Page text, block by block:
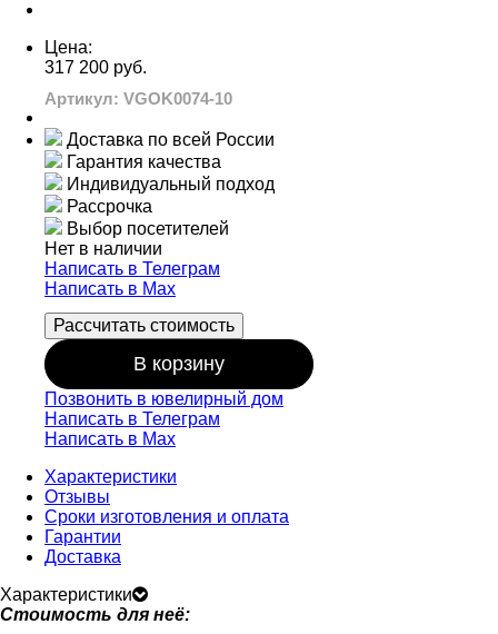
Цена:
317 200 руб.
Артикул: VGOK0074-10
Доставка по всей России
Гарантия качества
Индивидуальный подход
Рассрочка
Выбор посетителей
Нет в наличии
Написать в Телеграм
Написать в Мах
Рассчитать стоимость
В корзину
Позвонить в ювелирный дом
Написать в Телеграм
Написать в Мах
Характеристики
Отзывы
Сроки изготовления и оплата
Гарантии
Доставка
Характеристики
Стоимость для неё: